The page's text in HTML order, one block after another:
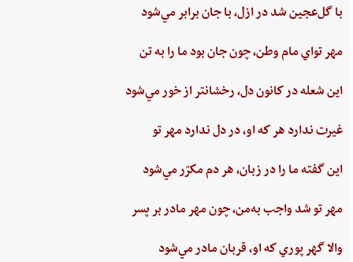
با گل‌عجين‌ شد در ازل،‌ با جان‌ برابر مي‌شود
مهر تواي ‌مام ‌وطن،‌ چون‌ جان‌ بود ما را به‌ تن
اين ‌شعله ‌در كانون ‌دل، ‌رخشانتر از خور مي‌شود
غيرت‌ ندارد هر كه او، در دل‌ ندارد مهر تو
اين‌ گفته‌ ما را در زبان، هر دم‌ مكرّر مي‌شود
مهر تو شد واجب‌ به‌من،‌ چون‌ مهر مادر بر پسر
والا گهر پوري‌ كه او، قربان مادر مي‌شود